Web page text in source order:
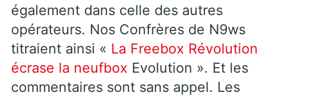
également dans celle des autres
opérateurs. Nos Confrères de N9ws
titraient ainsi « La Freebox Révolution
écrase la neufbox Evolution ». Et les
commentaires sont sans appel. Les